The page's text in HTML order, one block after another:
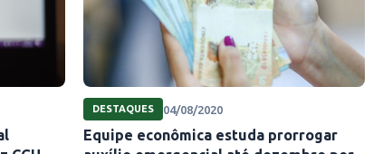
DESTAQUES 04/08/2020
Equipe econômica estuda prorrogar